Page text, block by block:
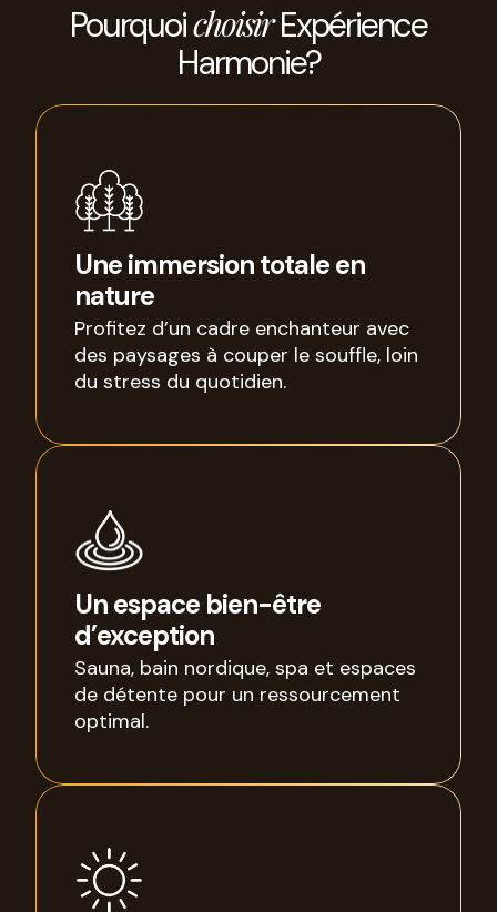
PourquoichoisirExpérience
Harmonie?
Une immersion totale en
nature
Profitez d’un cadre enchanteur avec
des paysages à couper le souffle, loin
du stress du quotidien.
Un espace bien-être
d’exception
Sauna, bain nordique, spa et espaces
de détente pour un ressourcement
optimal.